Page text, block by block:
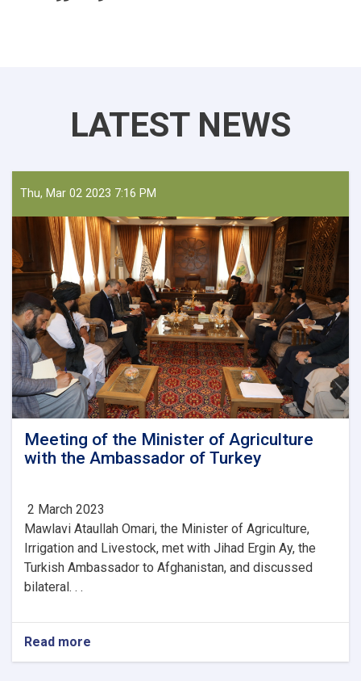
LATEST NEWS
Thu, Mar 02 2023 7:16 PM
Meeting of the Minister of Agriculture
with the Ambassador of Turkey
2 March 2023
Mawlavi Ataullah Omari, the Minister of Agriculture,
Irrigation and Livestock, met with Jihad Ergin Ay, the
Turkish Ambassador to Afghanistan, and discussed
bilateral. . .
Read more